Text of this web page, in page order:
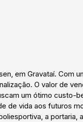
em Gravataí. Com
O valor de
um ótimo custo-
de vida aos futuros
a portaria,